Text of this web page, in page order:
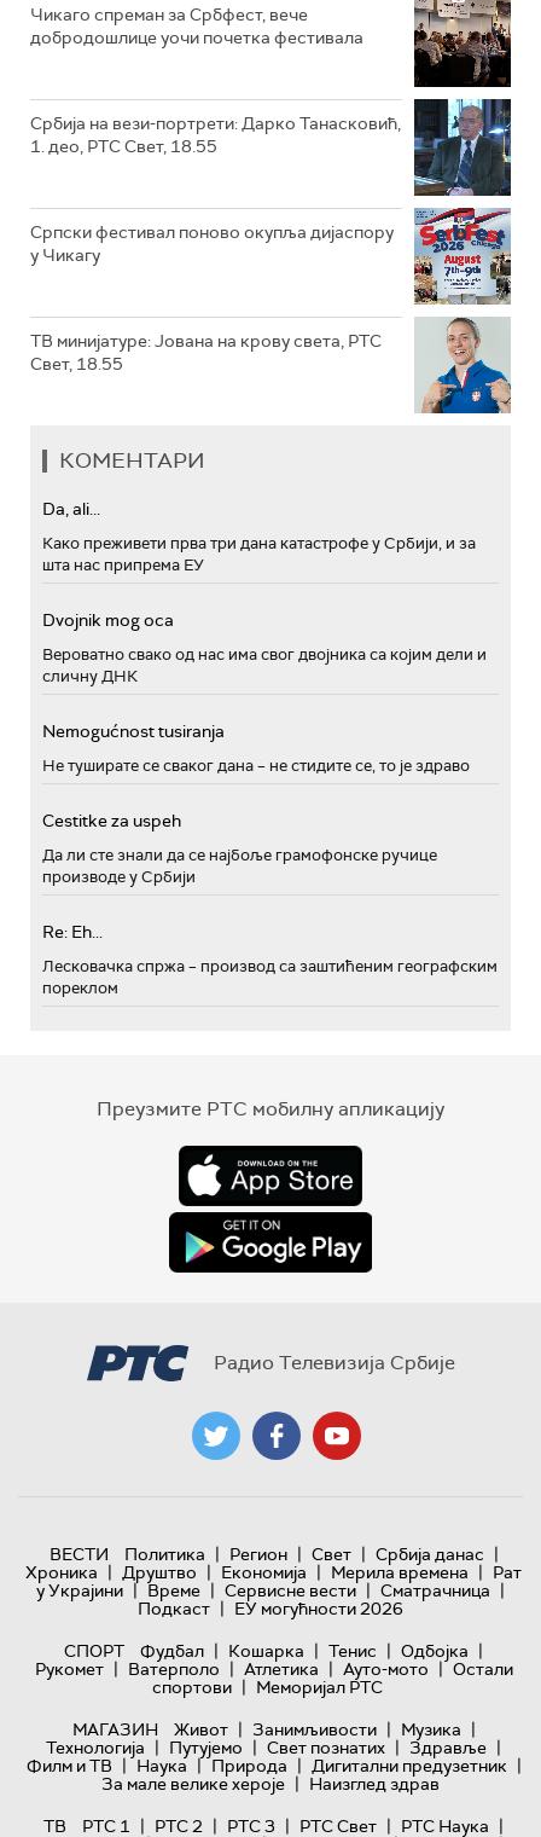
Чикаго спреман за Србфест, вече
добродошлице уочи почетка фестивала
Србија на вези-портрети: Дарко Танасковић,
1. део, РТС Свет, 18.55
Српски фестивал поново окупља дијаспору
у Чикагу
ТВ минијатуре: Јована на крову света, РТС
Свет, 18.55
КОМЕНТАРИ
Da, ali...
Како преживети прва три дана катастрофе у Србији, и за
шта нас припрема ЕУ
Dvojnik mog oca
Вероватно свако од нас има свог двојника са којим дели и
сличну ДНК
Nemogućnost tusiranja
Не туширате се сваког дана – не стидите се, то је здраво
Cestitke za uspeh
Да ли сте знали да се најбоље грамофонске ручице
производе у Србији
Re: Eh...
Лесковачка спржа – производ са заштићеним географским
пореклом
Преузмите РТС мобилну апликацију
Радио Телевизија Србије
ВЕСТИ Политика | Регион | Свет | Србија данас |
Хроника | Друштво | Економија | Мерила времена | Рат
у Украјини | Време | Сервисне вести | Сматрачница |
Подкаст | ЕУ могућности 2026
СПОРТ
Фудбал | Кошарка | Тенис | Одбојка |
Рукомет | Ватерполо | Атлетика | Ауто-мото | Остали
спортови | Меморијал РТС
МАГАЗИН
Живот | Занимљивости | Музика |
Технологијa | Путујемо | Свет познатих | Здравље |
Филм и ТВ | Наука | Природа | Дигитални предузетник |
За мале велике хероје | Наизглед здрав
ТВ
РТС 1 | РТС 2 | РТС 3 | РТС Свет | РТС Наука |